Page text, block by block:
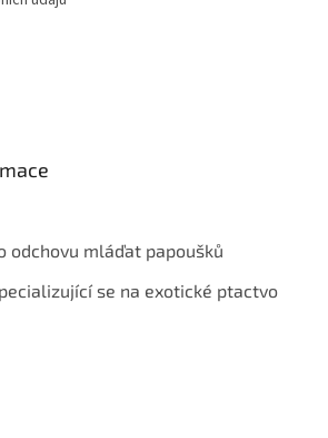
odchovu mláďat papoušků
se na exotické ptactvo